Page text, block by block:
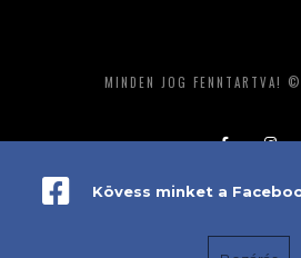
MINDEN JOG
ADATKEZELÉS IMPRESSZUM
Kövess minket a